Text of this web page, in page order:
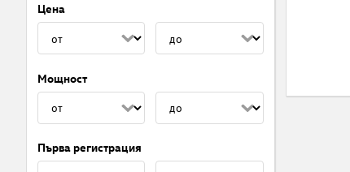
Цена
Мощност
Първа регистрация